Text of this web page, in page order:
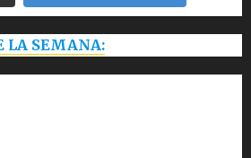
LA SEMANA: